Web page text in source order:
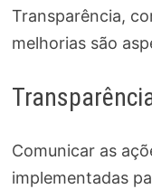
Transparência,
melhorias são
Comunicar as
implementadas